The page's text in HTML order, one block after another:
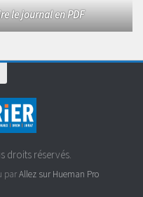
le journal en PDF
droits réservés.
parAllez sur Hueman Pro